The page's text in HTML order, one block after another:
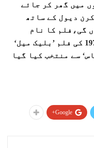
میں گھر کر جائے
دیول کے ساتھ
گی،فلم کا نام
نامور اداکار دھرمیندر کی 1973 کی فلم ’بلیک میل‘
سے منتخب کیا گیا
Google+